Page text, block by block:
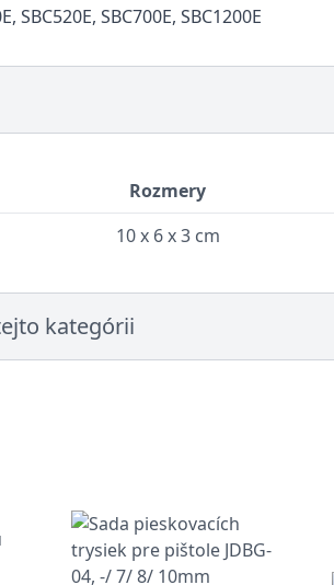
SBC520E, SBC700E, SBC1200E
Rozmery
10 x 6 x 3 cm
kategórii